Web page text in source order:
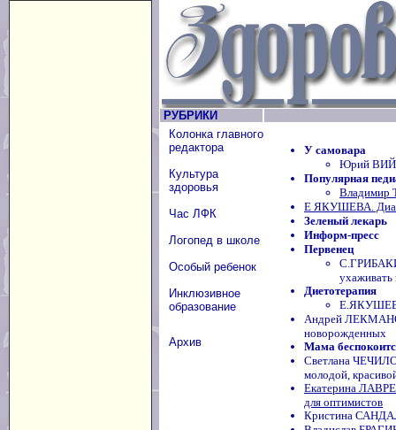
РУБРИКИ
Колонка главного
редактора
Культура
здоровья
Час ЛФК
Логопед в школе
Особый ребенок
Инклюзивное
образование
Архив
У самовара
Юрий
Популярная
Владимир
Е ЯКУШЕВА.
Зеленый лекарь
Информ-пресс
Первенец
ухаживать
Диетотерапия
Андрей
новорожденных
Мама
Светлана
молодой,
Екатерина
для оптимистов
Кристина